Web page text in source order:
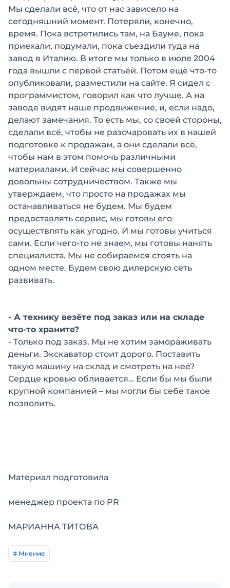
Мы сделали всё, что от нас зависело на
сегодняшний момент. Потеряли, конечно,
время. Пока встретились там, на Бауме, пока
приехали, подумали, пока съездили туда на
завод в Италию. В итоге мы только в июле 2004
года вышли с первой статьёй. Потом ещё что-то
опубликовали, разместили на сайте. Я сидел с
программистом, говорил как что лучше. А на
заводе видят наше продвижение, и, если надо,
делают замечания. То есть мы, со своей стороны,
сделали всё, чтобы не разочаровать их в нашей
подготовке к продажам, а они сделали всё,
чтобы нам в этом помочь различными
материалами. И сейчас мы совершенно
довольны сотрудничеством. Также мы
утверждаем, что просто на продажах мы
останавливаться не будем. Мы будем
предоставлять сервис, мы готовы его
осуществлять как угодно. И мы готовы учиться
сами. Если чего-то не знаем, мы готовы нанять
специалиста. Мы не собираемся стоять на
одном месте. Будем свою дилерскую сеть
развивать.
- А технику везёте под заказ или на складе
что-то храните?
- Только под заказ. Мы не хотим замораживать
деньги. Экскаватор стоит дорого. Поставить
такую машину на склад и смотреть на неё?
Сердце кровью обливается… Если бы мы были
крупной компанией – мы могли бы себе такое
позволить.
Материал подготовила
менеджер проекта по PR
МАРИАННА ТИТОВА
# Мнение